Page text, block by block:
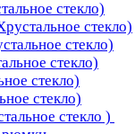
стекло)
стекло)
стекло)
стекло)
стекло)
стекло)
стекло )